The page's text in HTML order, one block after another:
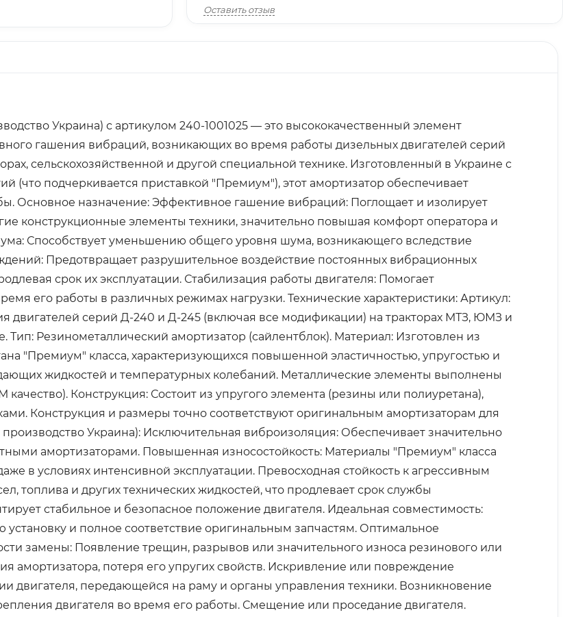
Оставить отзыв
Украина) с артикулом 240-1001025 — это высококачественный элемент
гашения вибраций, возникающих во время работы дизельных двигателей серий
сельскохозяйственной и другой специальной технике. Изготовленный в Украине с
(что подчеркивается приставкой "Премиум"), этот амортизатор обеспечивает
Основное назначение: Эффективное гашение вибраций: Поглощает и изолирует
конструкционные элементы техники, значительно повышая комфорт оператора и
Способствует уменьшению общего уровня шума, возникающего вследствие
Предотвращает разрушительное воздействие постоянных вибрационных
срок их эксплуатации. Стабилизация работы двигателя: Помогает
его работы в различных режимах нагрузки. Технические характеристики: Артикул:
двигателей серий Д-240 и Д-245 (включая все модификации) на тракторах МТЗ, ЮМЗ и
Тип: Резинометаллический амортизатор (сайлентблок). Материал: Изготовлен из
"Премиум" класса, характеризующихся повышенной эластичностью, упругостью и
жидкостей и температурных колебаний. Металлические элементы выполнены
Конструкция: Состоит из упругого элемента (резины или полиуретана),
Конструкция и размеры точно соответствуют оригинальным амортизаторам для
Украина): Исключительная виброизоляция: Обеспечивает значительно
амортизаторами. Повышенная износостойкость: Материалы "Премиум" класса
в условиях интенсивной эксплуатации. Превосходная стойкость к агрессивным
топлива и других технических жидкостей, что продлевает срок службы
стабильное и безопасное положение двигателя. Идеальная совместимость:
и полное соответствие оригинальным запчастям. Оптимальное
замены: Появление трещин, разрывов или значительного износа резинового или
амортизатора, потеря его упругих свойств. Искривление или повреждение
двигателя, передающейся на раму и органы управления техники. Возникновение
двигателя во время его работы. Смещение или проседание двигателя.